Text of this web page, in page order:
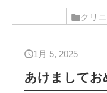
クリ
1月 5, 2025
あけまして